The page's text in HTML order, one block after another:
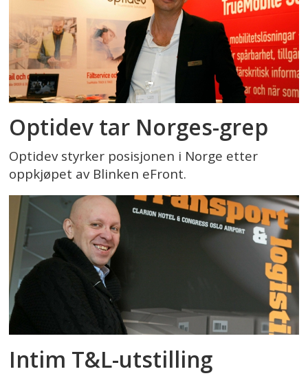
Optidev tar Norges-grep
Optidev styrker posisjonen i Norge etter
oppkjøpet av Blinken eFront.
Intim T&L-utstilling